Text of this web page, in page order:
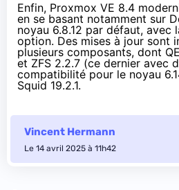
Enfin, Proxmox VE 8.4
en se basant notamment sur
noyau 6.8.12 par défaut, avec
option. Des mises à jour sont
plusieurs composants, dont
et ZFS 2.2.7 (ce dernier avec
compatibilité pour le noyau
Squid 19.2.1.
Vincent Hermann
Le 14 avril 2025 à 11h42